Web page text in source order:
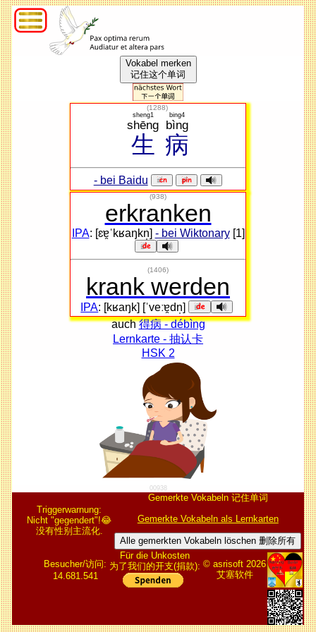
Vokabel merken
记住这个单词
(1288)
生
shēng
sheng1
病
bìng
bing4
- bei Baidu
(938)
erkranken
IPA: [ɛɐ̯ˈkʁaŋkn̩] - bei Wiktonary[1]
(1406)
krank werden
IPA: [kʁaŋk] [ˈveːɐ̯dn̩]
auch得病 - débìng
Lernkarte - 抽认卡
HSK 2
00938
Triggerwarnung:
Nicht "gegendert"!😂
没有性别主流化.
Gemerkte Vokabeln 记住单词
Gemerkte Vokabeln als Lernkarten
Alle gemerkten Vokabeln löschen 删除所有
Besucher/访问:
14.681.541
Für die Unkosten
为了我们的开支(捐款): © asrisoft 2026
艾塞软件